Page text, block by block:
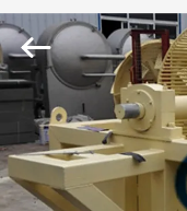
MAISON
PRODUITS
Henan
Zhiyuan
Starch
Engineering
Machinery
Co.,ltd.
All
Rights
Reserved.